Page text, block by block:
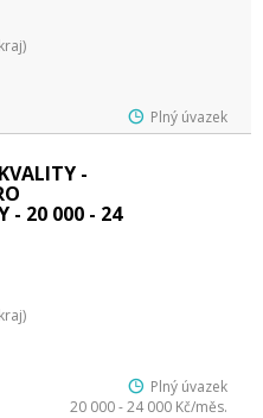
Plný úvazek
-
- 20 000 - 24
Plný úvazek
20 000 - 24 000 Kč/měs.